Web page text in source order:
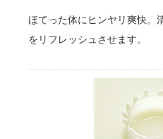
ほてった体にヒンヤリ爽快。
をリフレッシュさせます。